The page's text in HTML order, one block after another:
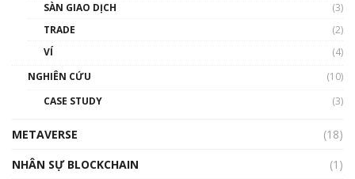
thống & Crypto qua các cuộc chiến | Phổ cập
01:32:59
SÀN GIAO DỊCH
(3)
TRADE
(2)
VÍ
(4)
NGHIÊN CỨU
(10)
CASE STUDY
(3)
METAVERSE
(18)
NHÂN SỰ BLOCKCHAIN
(1)